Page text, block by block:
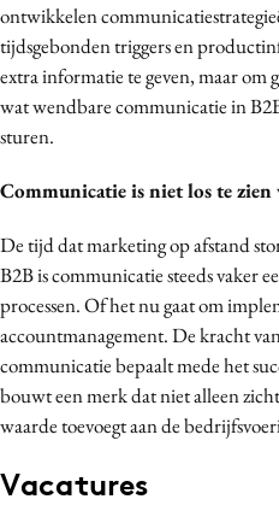
ontwikkelen
tijdsgebonden triggers en
extra informatie te geven, maar om
wat wendbare communicatie in
sturen.
Communicatie is niet los te zien
De tijd dat marketing op afstand
B2B is communicatie steeds vaker
processen. Of het nu gaat om
accountmanagement. De kracht
communicatie bepaalt mede het
bouwt een merk dat niet alleen
waarde toevoegt aan de
Vacatures